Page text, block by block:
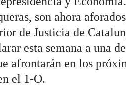
son ahora
de Justicia de
esta semana a una
afrontarán en los
el 1-O.